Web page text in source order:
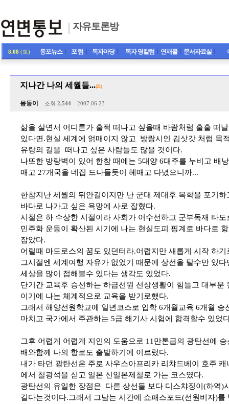
자유토론방
8.08 (토) 동포뉴스ㅣ 포 럼 독자마당ㅣ 독자 명칼럼 연재물ㅣ 문서자료실
지나간 나의 세월들...(21)
몽둥이 조회 2,544 2007.06.23
삶을 살면서 어디론가 훌쩍 떠나고 싶을때 바람처럼 훌훌 떠
있다면.현실 세계에 얽매이지 않고 방랑시인 김삿갓 처럼 목
유랑의 길을 떠나고 싶은 사람들도 많을 것이다.
나또한 방랑벽이 있어 한참 때에는 5대양 6대주를 누비고 배
매고 27개국을 네집 드나들듯이 헤매고 다녔으니까...
한참지난 세월의 뒤안길이지만 난 군대 제대후 복학을 포기하
바다로 나가고 싶은 욕망에 사로 잡혔다.
시절은 하 수상한 시절이라 사회가 어수선하고 군부독재 타도
민주화 운동이 확산된 시기에 나는 현실도피 핑계로 바다로
잡았다.
어릴때 마도로스의 꿈도 있던터라.어렵지만 새롭게 시작 하기
그시절엔 세계여행 자유가 없었기 때문에 상선을 탈수만 있다
세상을 많이 접해볼수 있다는 생각도 있었다.
단기간 교육후 승선하는 하급선원 선상생활이 힘들고 대부분
이기에 나는 체계적으로 교육을 받기로했다.
그래서 해양선원학교에 일년코스로 입학 6개월교육 6개월 승
마치고 국가에서 주관하는 5급 해기사 시험에 합격할수 있었
그후 어렵게 어렵게 지인의 도움으로 11만톤급의 광탄선에 승
배와함께 나의 항로도 출발하기에 이르렀다.
내가 타던 광탄선은 주로 사우스아프리카 리챠드베이 호주 캐
에서 철광석을 싣고 일본 신일본제철로 가는 코스였다.
광탄선의 유일한 장점은 다른 상선들 보다 디스챠징이(하역)
길다는것이다.그래서 그남는 시간에 쇼패스포드(선원비자)를